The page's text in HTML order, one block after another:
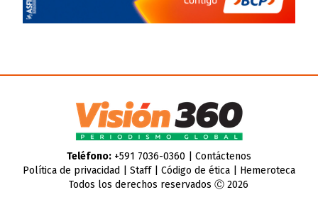
Teléfono:+591 7036-0360 | Contáctenos
Política de privacidad
Staff| Código de ética| Hemeroteca
Todos los derechos reservados Ⓒ 2026